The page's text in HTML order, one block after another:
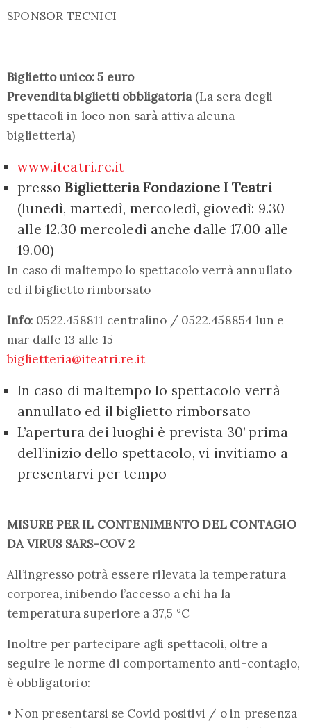
SPONSOR TECNICI
Biglietto unico: 5 euro
Prevendita biglietti obbligatoria (La sera degli
spettacoli in loco non sarà attiva alcuna
biglietteria)
www.iteatri.re.it
pressoBiglietteria Fondazione I Teatri
(lunedì, martedì, mercoledì, giovedì: 9.30
alle 12.30 mercoledì anche dalle 17.00 alle
19.00)
In caso di maltempo lo spettacolo verrà annullato
ed il biglietto rimborsato
Info: 0522.458811 centralino / 0522.458854 lun e
mar dalle 13 alle 15
biglietteria@iteatri.re.it
In caso di maltempo lo spettacolo verrà
annullato ed il biglietto rimborsato
L’apertura dei luoghi è prevista 30’ prima
dell’inizio dello spettacolo, vi invitiamo a
presentarvi per tempo
MISURE PER IL CONTENIMENTO DEL CONTAGIO
DA VIRUS SARS-COV 2
All’ingresso potrà essere rilevata la temperatura
corporea, inibendo l’accesso a chi ha la
temperatura superiore a 37,5 °C
Inoltre per partecipare agli spettacoli, oltre a
seguire le norme di comportamento anti-contagio,
è obbligatorio:
• Non presentarsi se Covid positivi / o in presenza